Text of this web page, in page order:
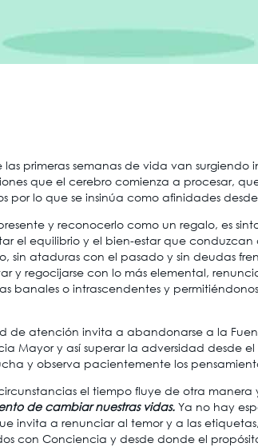
las primeras semanas de vida van surgiendo
que el cerebro comienza a procesar,
por lo que se insinúa como afinidades
y reconocerlo como un regalo, es
el equilibrio y el bien-estar que
sin ataduras con el pasado y sin deudas
y regocijarse con lo más elemental,
banales o intrascendentes y
de atención invita a abandonarse a la
Mayor y así superar la adversidad desde
y observa pacientemente los
circunstancias el tiempo fluye de otra
de cambiar nuestras vidas. Ya no hay
invita a renunciar al temor y a las
con Conciencia y desde donde el